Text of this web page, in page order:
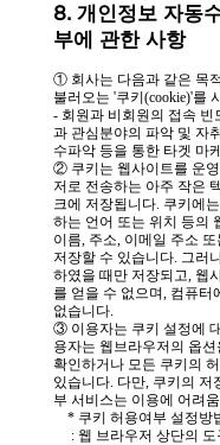
8. 개인정보 자동
부에 관한 사항
① 회사는 다음과 같은 목
불러오는 '쿠키(cookie)'를
- 회원과 비회원의 접속
과 관심분야의 파악 및 자
수파악 등을 통한 타겟 마
② 쿠키는 웹사이트를 운
저로 전송하는 아주 작은
크에 저장됩니다. 쿠키에
하는 언어 또는 위치 등의
이름, 주소, 이메일 주소
저장할 수 있습니다. 그러
하였을 때만 저장되고, 웹
를 얻을 수 없으며, 컴퓨터
없습니다.
③ 이용자는 쿠키 설정에
용자는 웹브라우저의 옵
확인하거나 모든 쿠키의
있습니다. 다만, 쿠키의 저
부 서비스는 이용에 어려
* 쿠키 허용여부 설정방
: 웹 브라우저 상단의 도